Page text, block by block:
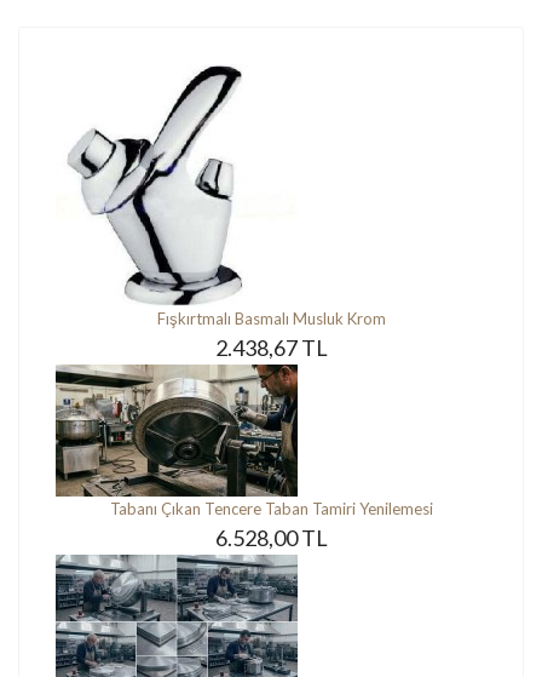
Fışkırtmalı Basmalı Musluk Krom
2.438,67 TL
Tabanı Çıkan Tencere Taban Tamiri Yenilemesi
6.528,00 TL